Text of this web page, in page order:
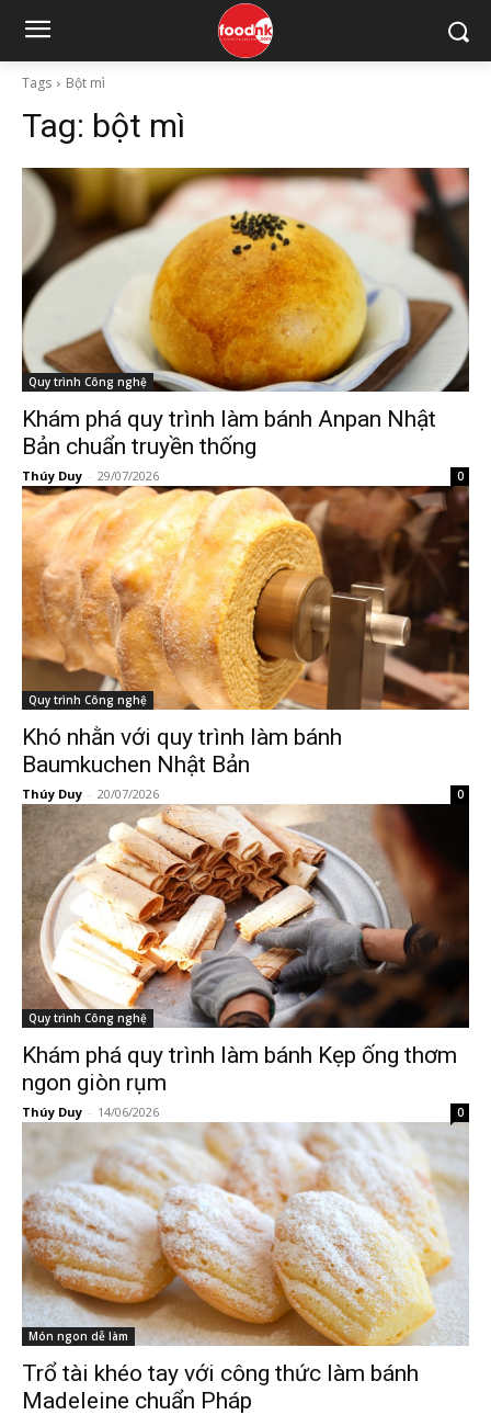
Tags Bột mì
Tag: bột mì
Quy trình Công nghệ
Khám phá quy trình làm bánh Anpan Nhật
Bản chuẩn truyền thống
Thúy Duy - 29/07/2026 0
Quy trình Công nghệ
Khó nhằn với quy trình làm bánh
Baumkuchen Nhật Bản
Thúy Duy - 20/07/2026 0
Quy trình Công nghệ
Khám phá quy trình làm bánh Kẹp ống thơm
ngon giòn rụm
Thúy Duy - 14/06/2026 0
Món ngon dễ làm
Trổ tài khéo tay với công thức làm bánh
Madeleine chuẩn Pháp